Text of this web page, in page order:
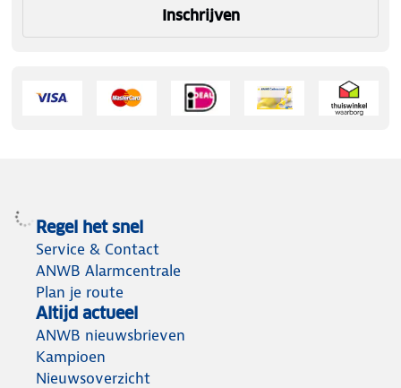
Inschrijven
Regel het snel
Service & Contact
ANWB Alarmcentrale
Plan je route
Altijd actueel
ANWB nieuwsbrieven
Kampioen
Nieuwsoverzicht